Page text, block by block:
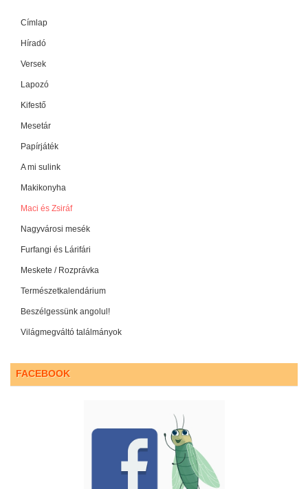
Címlap
Híradó
Versek
Lapozó
Kifestő
Mesetár
Papírjáték
A mi sulink
Makikonyha
Maci és Zsiráf
Nagyvárosi mesék
Furfangi és Lárifári
Meskete / Rozprávka
Természetkalendárium
Beszélgessünk angolul!
Világmegváltó találmányok
FACEBOOK